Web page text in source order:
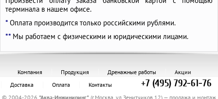
терминала в нашем офисе.
* Оплата производится только российскими рублями.
** Мы работаем с физическими и юридическими лицами.
Компания Продукция Дренажные работы
Акции
Доставка
Оплата Контакты +7 (495) 792-61-76
© 2004-2026 "Аква-Инжиниринг" (г.Москва, ул.Зенитчиков,12) — продажа и монтаж